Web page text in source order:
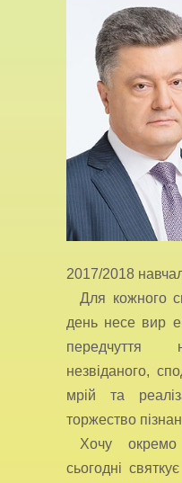
2017/2018
Для кожного
день несе вир
передчуття
незвіданого,
мрій та
торжество
Хочу
сьогодні